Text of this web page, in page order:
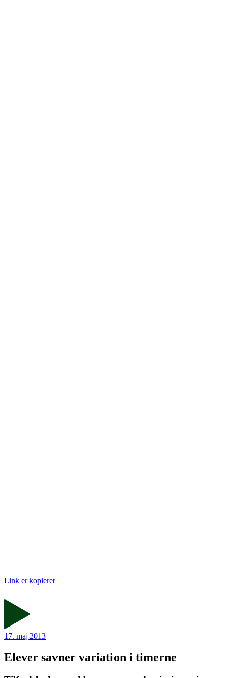
Link er kopieret
17. maj 2013
Elever savner variation i timerne